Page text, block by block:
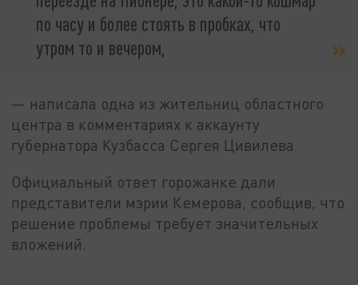
по часу и более стоять в пробках, что
утром то и вечером,
— написала одна из жительниц областного
центра в комментариях к аккаунту
губернатора Кузбасса Сергея Цивилева.
Официальный ответ горожанке дали
представители мэрии Кемерова, сообщив, что
решение проблемы требует значительных
вложений.